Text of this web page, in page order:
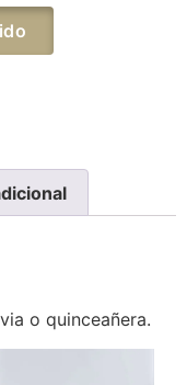
o quinceañera.